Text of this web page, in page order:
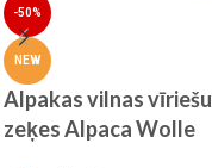
-50%
NEW
Alpakas vilnas vīriešu
zeķes Alpaca Wolle